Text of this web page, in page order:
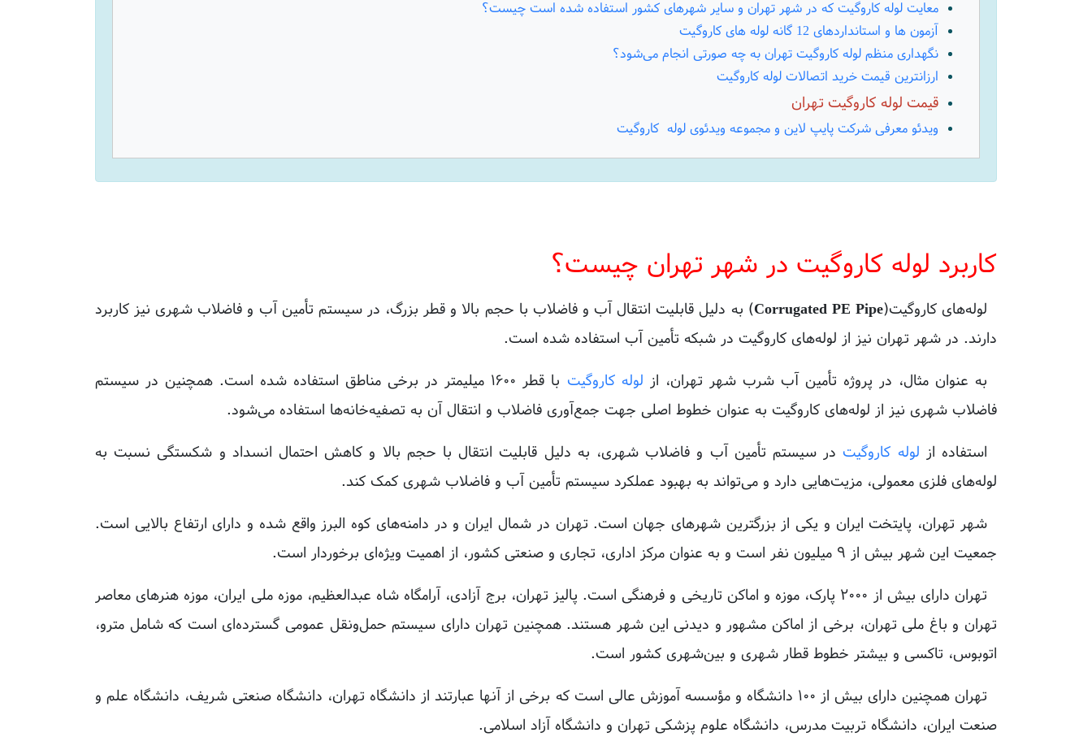
معایت لوله کاروگیت که در شهر تهران و سایر شهرهای کشور استفاده شده است چیست؟
آزمون ها و استانداردهای 12 گانه لوله های کاروگیت
نگهداری منظم لوله کاروگیت تهران به چه صورتی انجام می‌شود؟
ارزانترین قیمت خرید اتصالات لوله کاروگیت
قیمت لوله کاروگیت تهران
ویدئو معرفی شرکت پایپ لاین و مجموعه ویدئوی لوله کاروگیت
کاربرد لوله کاروگیت در شهر تهران چیست؟
لوله‌های کاروگیت(Corrugated PE Pipe ) به دلیل قابلیت انتقال آب و فاضلاب با حجم بالا و قطر بزرگ، در سیستم تأمین آب و فاضلاب شهری نیز کاربرد
دارند. در شهر تهران نیز از لوله‌های کاروگیت در شبکه تأمین آب استفاده شده است.
به عنوان مثال، در پروژه تأمین آب شرب شهر تهران، از لوله‌ کاروگیت
با قطر ۱۶۰۰ میلیمتر در برخی مناطق استفاده شده است. همچنین در سیستم
فاضلاب شهری نیز از لوله‌های کاروگیت به عنوان خطوط اصلی جهت جمع‌آوری فاضلاب و انتقال آن به تصفیه‌خانه‌ها استفاده می‌شود.
استفاده از لوله‌ کاروگیت در سیستم تأمین آب و فاضلاب شهری، به دلیل قابلیت انتقال با حجم بالا و کاهش احتمال انسداد و شکستگی نسبت به
لوله‌های فلزی معمولی، مزیت‌هایی دارد و می‌تواند به بهبود عملکرد سیستم تأمین آب و فاضلاب شهری کمک کند.
شهر تهران، پایتخت ایران و یکی از بزرگترین شهرهای جهان است. تهران در شمال ایران و در دامنه‌های کوه البرز واقع شده و دارای ارتفاع بالایی است.
جمعیت این شهر بیش از ۹ میلیون نفر است و به عنوان مرکز اداری، تجاری و صنعتی کشور، از اهمیت ویژه‌ای برخوردار است.
تهران دارای بیش از ۲۰۰۰ پارک، موزه و اماکن تاریخی و فرهنگی است. پالیز تهران، برج آزادی، آرامگاه شاه عبدالعظیم، موزه ملی ایران، موزه هنرهای معاصر
تهران و باغ ملی تهران، برخی از اماکن مشهور و دیدنی این شهر هستند. همچنین تهران دارای سیستم حمل‌ونقل عمومی گسترده‌ای است که شامل مترو،
اتوبوس، تاکسی و بیشتر خطوط قطار شهری و بین‌شهری کشور است.
تهران همچنین دارای بیش از ۱۰۰ دانشگاه و مؤسسه آموزش عالی است که برخی از آنها عبارتند از دانشگاه تهران، دانشگاه صنعتی شریف، دانشگاه علم و
صنعت ایران، دانشگاه تربیت مدرس، دانشگاه علوم پزشکی تهران و دانشگاه آزاد اسلامی.